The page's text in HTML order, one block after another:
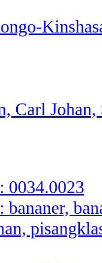
Carl
0034.0023
bananer,